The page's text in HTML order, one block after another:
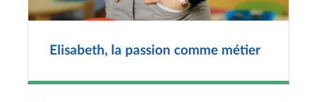
Elisabeth, la passion comme métier